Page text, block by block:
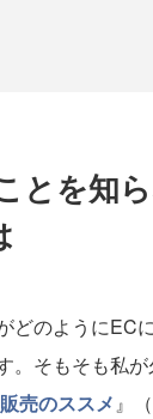
とを知
どのようにEC
。そもそも私
売のススメ』